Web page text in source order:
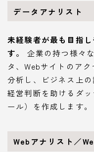
データアナリスト
未経験者が最も目指
す。
企業の持つ様々
タ、Webサイトのア
分析し、ビジネス上
経営判断を助けるダ
ール）を作成します。
Webアナリスト／